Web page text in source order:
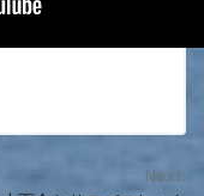
Next: